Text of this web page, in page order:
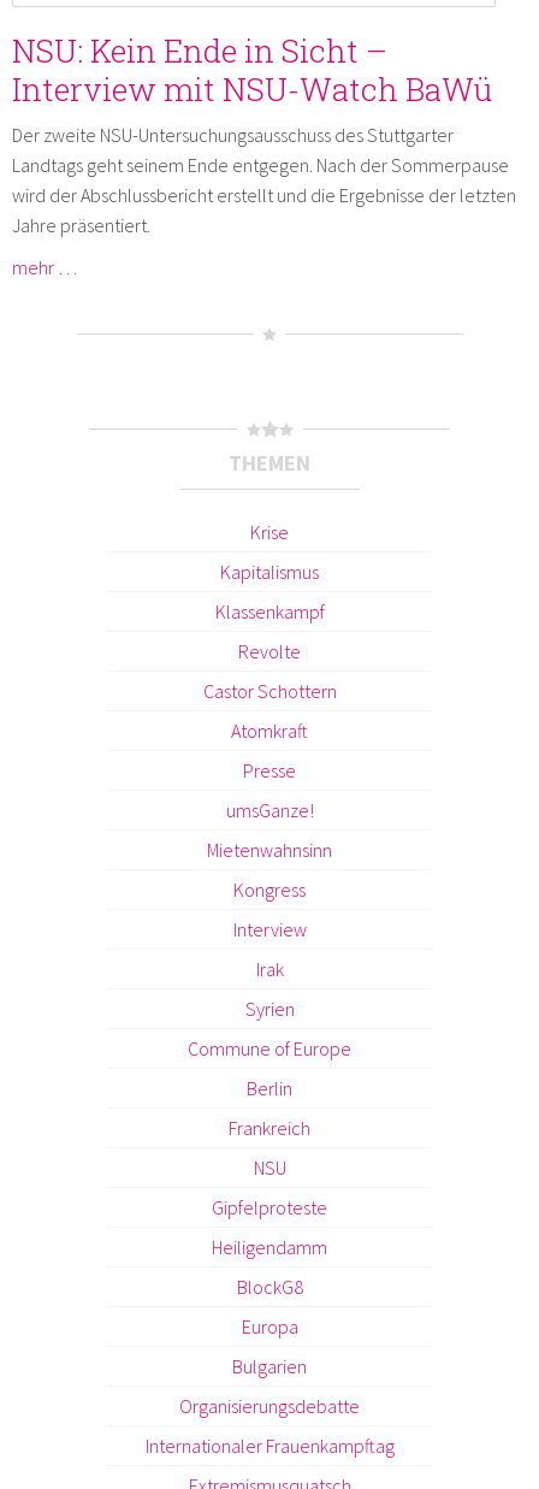
NSU: Kein Ende in Sicht –
Interview mit NSU-Watch BaWü
Der zweite NSU-Untersuchungsausschuss des Stuttgarter
Landtags geht seinem Ende entgegen. Nach der Sommerpause
wird der Abschlussbericht erstellt und die Ergebnisse der letzten
Jahre präsentiert.
mehr …
THEMEN
Krise
Kapitalismus
Klassenkampf
Revolte
Castor Schottern
Atomkraft
Presse
umsGanze!
Mietenwahnsinn
Kongress
Interview
Irak
Syrien
Commune of Europe
Berlin
Frankreich
NSU
Gipfelproteste
Heiligendamm
BlockG8
Europa
Bulgarien
Organisierungsdebatte
Internationaler Frauenkampftag